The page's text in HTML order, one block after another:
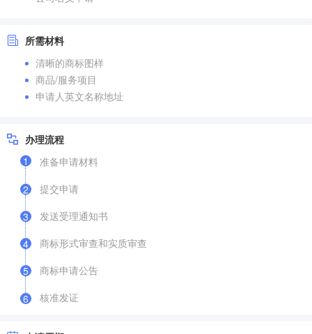
所需材料
清晰的商标图样
商品/服务项目
申请人英文名称地址
办理流程
1
准备申请材料
2
提交申请
3
发送受理通知书
4
商标形式审查和实质审查
5
商标申请公告
6 核准发证